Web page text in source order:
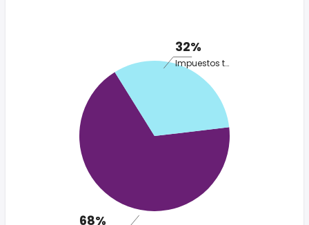
32%
Impuestos totales
68%